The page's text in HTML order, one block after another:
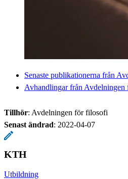
Senaste publikationerna från
Avhandlingar från
Tillhör: Avdelningen för filosofi
Senast ändrad: 2022-04-07
KTH
Utbildning